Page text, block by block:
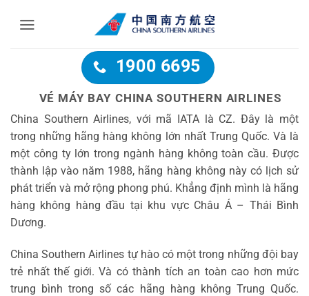
1900 6695
VÉ MÁY BAY CHINA SOUTHERN AIRLINES
China Southern Airlines, với mã IATA là CZ. Đây là một
trong những hãng hàng không lớn nhất Trung Quốc. Và là
một công ty lớn trong ngành hàng không toàn cầu. Được
thành lập vào năm 1988, hãng hàng không này có lịch sử
phát triển và mở rộng phong phú. Khẳng định mình là hãng
hàng không hàng đầu tại khu vực Châu Á – Thái Bình
Dương.
China Southern Airlines tự hào có một trong những đội bay
trẻ nhất thế giới. Và có thành tích an toàn cao hơn mức
trung bình trong số các hãng hàng không Trung Quốc.